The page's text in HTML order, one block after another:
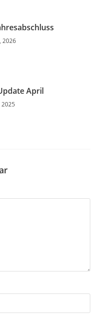
2026
April